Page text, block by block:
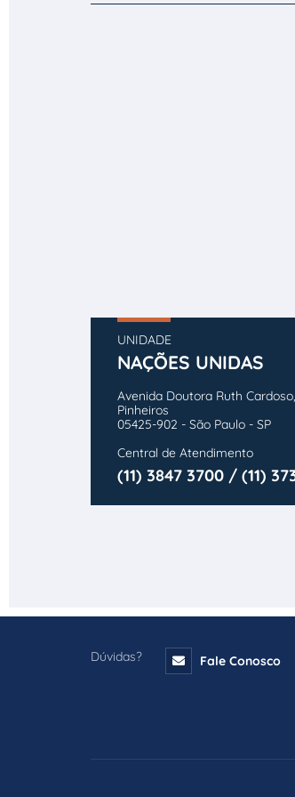
UNIDADE
NAÇÕES UNIDAS
Avenida Doutora Ruth Cardoso,
Pinheiros
05425-902 - São Paulo - SP
Central de Atendimento
(11) 3847 3700 / (11)
Dúvidas? Fale Conosco